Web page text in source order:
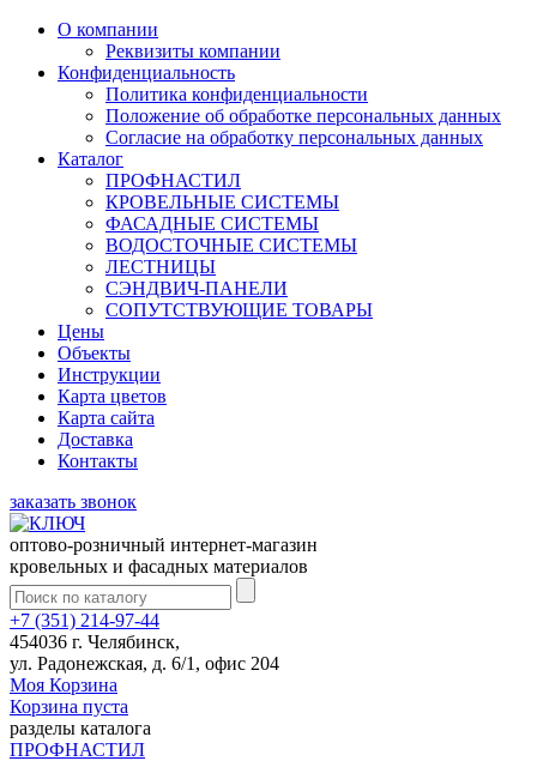
О компании
Реквизиты компании
Конфиденциальность
Политика конфиденциальности
Положение об обработке персональных данных
Согласие на обработку персональных данных
Каталог
ПРОФНАСТИЛ
КРОВЕЛЬНЫЕ СИСТЕМЫ
ФАСАДНЫЕ СИСТЕМЫ
ВОДОСТОЧНЫЕ СИСТЕМЫ
ЛЕСТНИЦЫ
СЭНДВИЧ-ПАНЕЛИ
СОПУТСТВУЮЩИЕ ТОВАРЫ
Цены
Объекты
Инструкции
Карта цветов
Карта сайта
Доставка
Контакты
заказать звонок
оптово-розничный интернет-магазин
кровельных и фасадных материалов
+7 (351) 214-97-44
454036 г. Челябинск,
ул. Радонежская, д. 6/1, офис 204
Моя Корзина
Корзина пуста
разделы каталога
ПРОФНАСТИЛ